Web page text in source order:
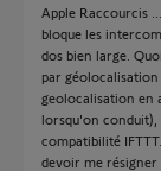
Apple Raccourcis
bloque les
dos bien large.
par
geolocalisation en
lorsqu'on conduit),
compatibilité
devoir me